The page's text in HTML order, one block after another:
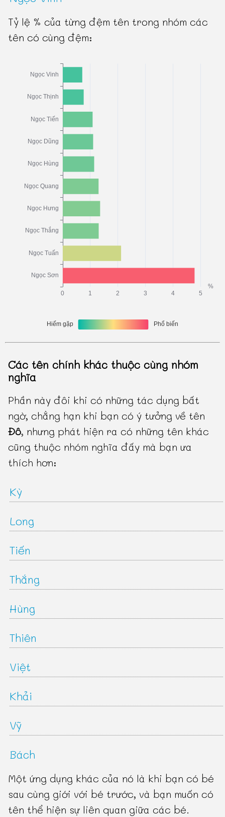
Tỷ lệ % của từng đệm tên trong nhóm các
tên có cùng đệm:
Các tên chính khác thuộc cùng nhóm
nghĩa
Phần này đôi khi có những tác dụng bất
ngờ, chẳng hạn khi bạn có ý tưởng về tên
Đô, nhưng phát hiện ra có những tên khác
cũng thuộc nhóm nghĩa đấy mà bạn ưa
thích hơn:
Kỳ
Long
Tiến
Thắng
Hùng
Thiên
Việt
Khải
Vỹ
Bách
Một ứng dụng khác của nó là khi bạn có bé
sau cùng giới với bé trước, và bạn muốn có
tên thể hiện sự liên quan giữa các bé.